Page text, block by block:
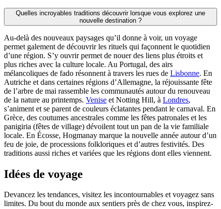
Quelles incroyables traditions découvrir lorsque vous explorez une
nouvelle destination ?
Au-delà des nouveaux paysages qu’il donne à voir, un voyage
permet galement de découvrir les rituels qui façonnent le quotidien
d’une région. S’y ouvrir permet de nouer des liens plus étroits et
plus riches avec la culture locale. Au Portugal, des airs
mélancoliques de fado résonnent à travers les rues de Lisbonne. En
Autriche et dans certaines régions d’Allemagne, la réjouissante fête
de l’arbre de mai rassemble les communautés autour du renouveau
de la nature au printemps. Venise et Notting Hill, à Londres,
s’animent et se parent de couleurs éclatantes pendant le carnaval. En
Grèce, des coutumes ancestrales comme les fêtes patronales et les
panigiria (fêtes de village) dévoilent tout un pan de la vie familiale
locale. En Écosse, Hogmanay marque la nouvelle année autour d’un
feu de joie, de processions folkloriques et d’autres festivités. Des
traditions aussi riches et variées que les régions dont elles viennent.
Idées de voyage
Devancez les tendances, visitez les incontournables et voyagez sans
limites. Du bout du monde aux sentiers près de chez vous, inspirez-